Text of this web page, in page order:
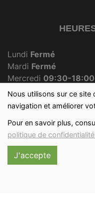
Nous utilisons sur ce
navigation et améliorer
Pour en savoir plus,
politique de
J'accepte
Lundi Fermé
Mardi Fermé
Mercredi 09:30-18:00
JeudiFermé
Vendredi 09:30-18:00
Dimanche09:30-